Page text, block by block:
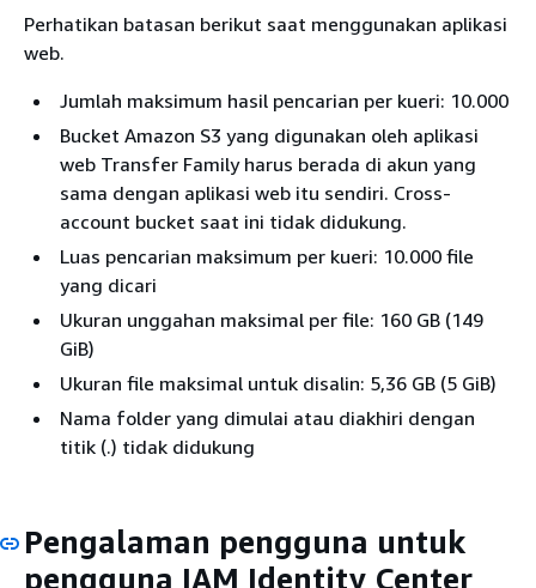
Perhatikan batasan berikut saat menggunakan aplikasi
web.
Jumlah maksimum hasil pencarian per kueri: 10.000
Bucket Amazon S3 yang digunakan oleh aplikasi
web Transfer Family harus berada di akun yang
sama dengan aplikasi web itu sendiri. Cross-
account bucket saat ini tidak didukung.
Luas pencarian maksimum per kueri: 10.000 file
yang dicari
Ukuran unggahan maksimal per file: 160 GB (149
GiB)
Ukuran file maksimal untuk disalin: 5,36 GB (5 GiB)
Nama folder yang dimulai atau diakhiri dengan
titik (.) tidak didukung
Pengalaman pengguna untuk
pengguna IAM Identity Center